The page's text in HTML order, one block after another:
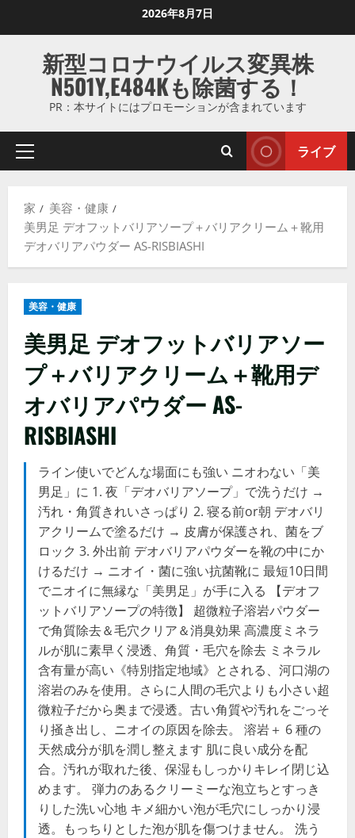
ス
ッ
2026年8月7日
新型コロナウイルス変異株
N501Y,E484Kも除菌する！
PR：本サイトにはプロモーションが含まれています
プ
マ
リ
メ
ー
ライブ
家
美容・健康
美男足 デオフットバリアソープ＋バリアクリーム＋靴用
デオバリアパウダー AS-RISBIASHI
美容・健康
美男足 デオフットバリアソー
プ＋バリアクリーム＋靴用デ
オバリアパウダー AS-
RISBIASHI
ライン使いでどんな場面にも強い ニオわない「美
男足」に 1. 夜「デオバリアソープ」で洗うだけ →
汚れ・角質きれいさっぱり 2. 寝る前or朝 デオバリ
アクリームで塗るだけ → 皮膚が保護され、菌をブ
ロック 3. 外出前 デオバリアパウダーを靴の中にか
けるだけ → ニオイ・菌に強い抗菌靴に 最短10日間
でニオイに無縁な「美男足」が手に入る 【デオフ
ットバリアソープの特徴】 超微粒子溶岩パウダー
で角質除去＆毛穴クリア＆消臭効果 高濃度ミネラ
ルが肌に素早く浸透、角質・毛穴を除去 ミネラル
含有量が高い《特別指定地域》とされる、河口湖の
溶岩のみを使用。さらに人間の毛穴よりも小さい超
微粒子だから奥まで浸透。古い角質や汚れをごっそ
り掻き出し、ニオイの原因を除去。 溶岩＋ 6 種の
天然成分が肌を潤し整えます 肌に良い成分を配
合。汚れが取れた後、保湿もしっかりキレイ閉じ込
めます。 弾力のあるクリーミーな泡立ちとすっき
りした洗い心地 キメ細かい泡が毛穴にしっかり浸
透。もっちりとした泡が肌を傷つけません。 洗う